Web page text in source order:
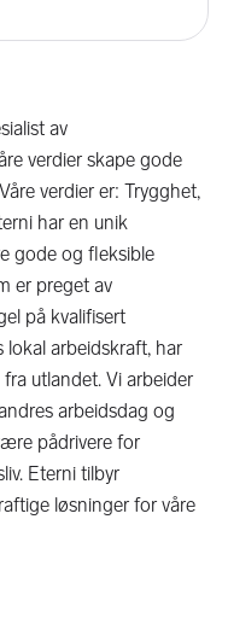
av
verdier skape gode
verdier er: Trygghet,
har en unik
gode og fleksible
er preget av
på kvalifisert
lokal arbeidskraft, har
utlandet. Vi arbeider
arbeidsdag og
pådrivere for
Eterni tilbyr
løsninger for våre